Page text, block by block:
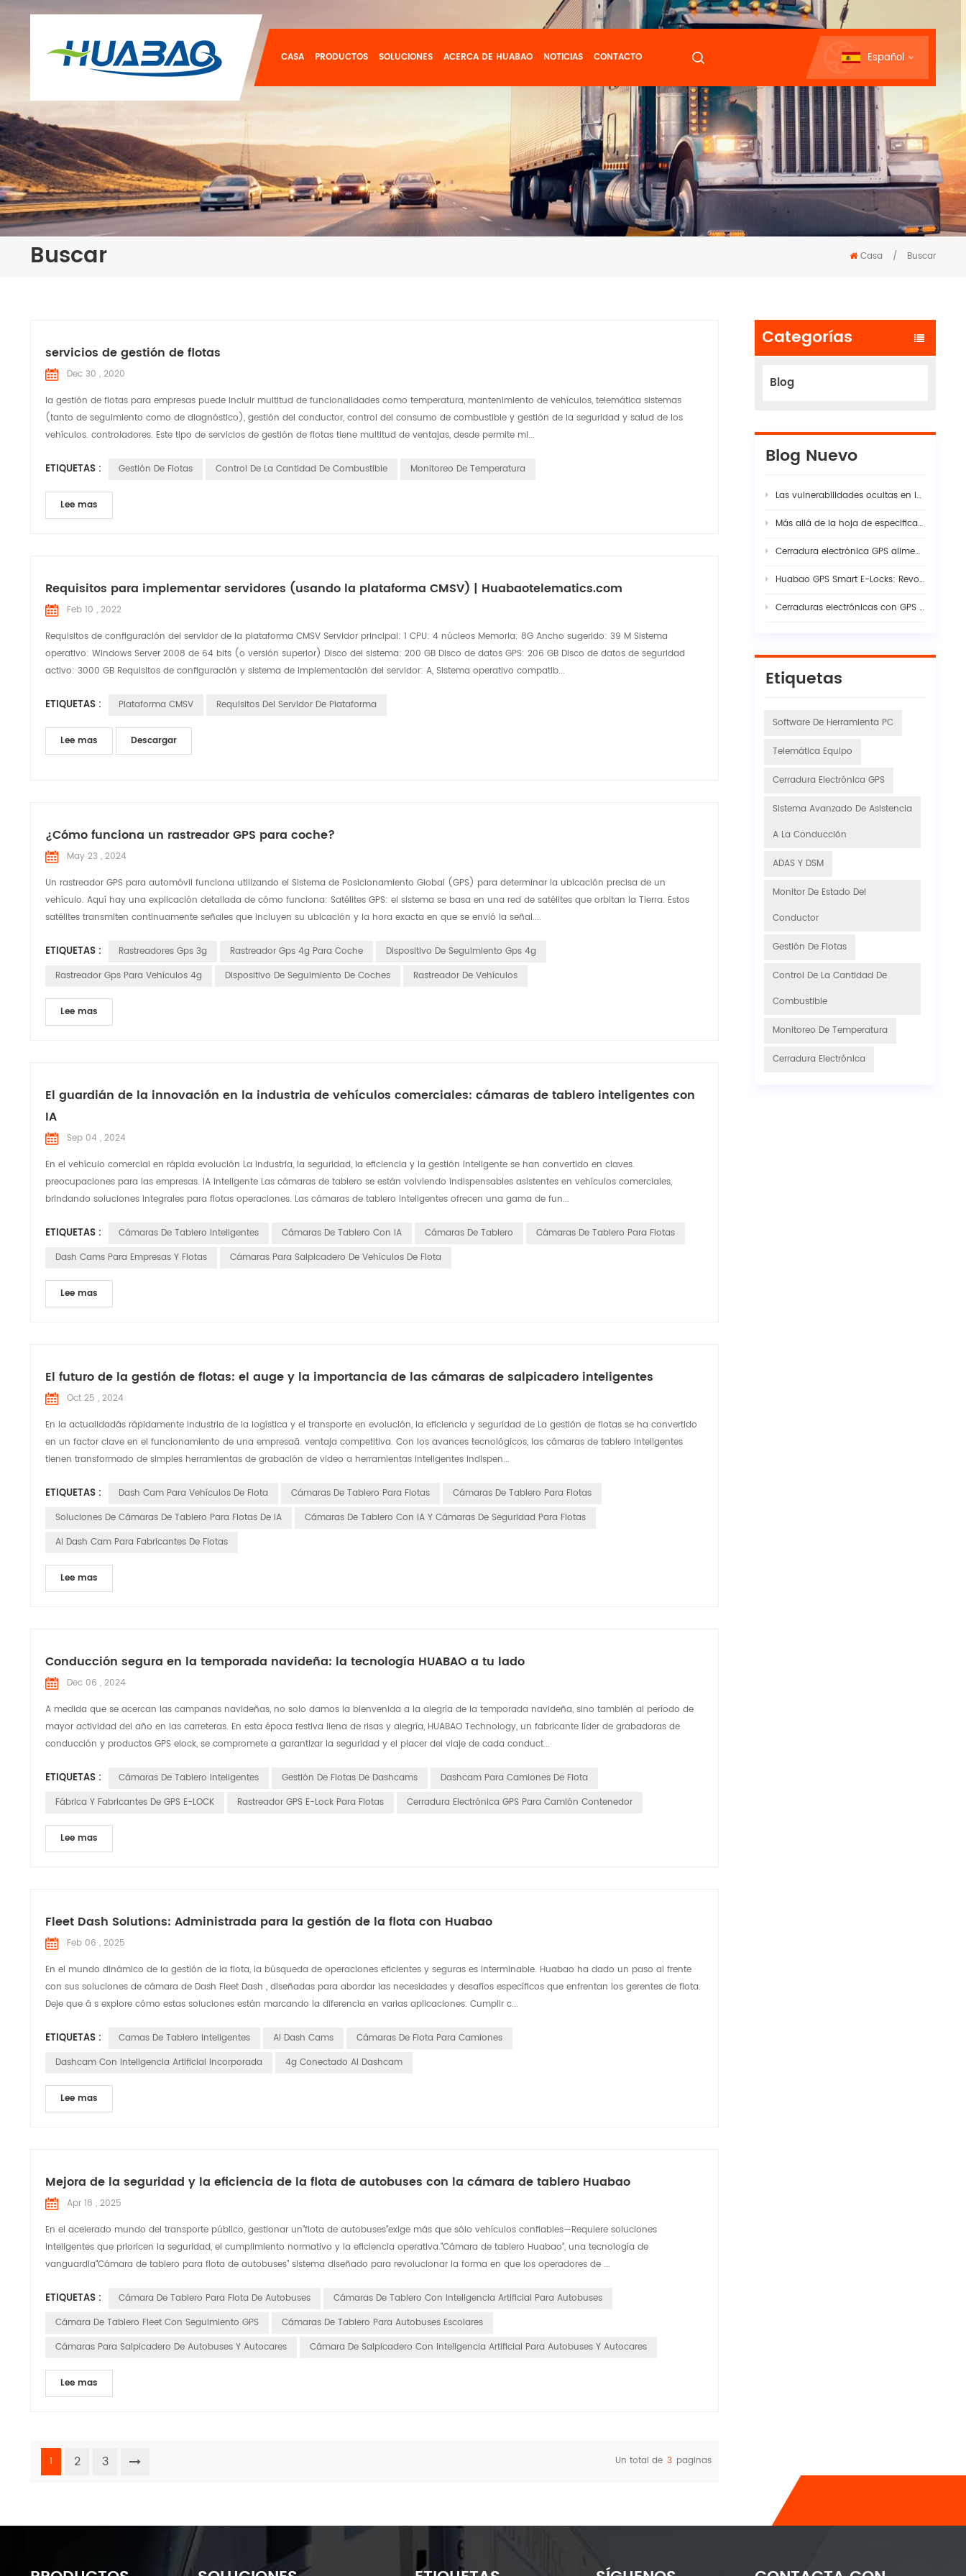
CASA PRODUCTOS SOLUCIONES ACERCA DE HUABAO NOTICIAS CONTACTO Español
Buscar Casa / Buscar
servicios de gestión de flotas
Dec 30 , 2020
la gestión de flotas para empresas puede incluir multitud de funcionalidades como temperatura, mantenimiento de vehículos, telemática sistemas
(tanto de seguimiento como de diagnóstico), gestión del conductor, control del consumo de combustible y gestión de la seguridad y salud de los
vehículos. controladores. Este tipo de servicios de gestión de flotas tiene multitud de ventajas, desde permite mi...
ETIQUETAS : Gestión De Flotas Control De La Cantidad De Combustible Monitoreo De Temperatura
Lee mas
Requisitos para implementar servidores (usando la plataforma CMSV) | Huabaotelematics.com
Feb 10 , 2022
Requisitos de configuración del servidor de la plataforma CMSV Servidor principal: 1 CPU: 4 núcleos Memoria: 8G Ancho sugerido: 39 M Sistema
operativo: Windows Server 2008 de 64 bits (o versión superior) Disco del sistema: 200 GB Disco de datos GPS: 206 GB Disco de datos de seguridad
activo: 3000 GB Requisitos de configuración y sistema de implementación del servidor: A, Sistema operativo compatib...
ETIQUETAS : Plataforma CMSV Requisitos Del Servidor De Plataforma
Lee mas Descargar
¿Cómo funciona un rastreador GPS para coche?
May 23 , 2024
Un rastreador GPS para automóvil funciona utilizando el Sistema de Posicionamiento Global (GPS) para determinar la ubicación precisa de un
vehículo. Aquí hay una explicación detallada de cómo funciona: Satélites GPS: el sistema se basa en una red de satélites que orbitan la Tierra. Estos
satélites transmiten continuamente señales que incluyen su ubicación y la hora exacta en que se envió la señal....
ETIQUETAS : Rastreadores Gps 3g Rastreador Gps 4g Para Coche
Dispositivo De Seguimiento Gps 4g
Rastreador Gps Para Vehículos 4g
Dispositivo De Seguimiento De Coches Rastreador De Vehículos
Lee mas
El guardián de la innovación en la industria de vehículos comerciales: cámaras de tablero inteligentes con
IA
Sep 04 , 2024
En el vehículo comercial en rápida evolución La industria, la seguridad, la eficiencia y la gestión inteligente se han convertido en claves.
preocupaciones para las empresas. IA inteligente Las cámaras de tablero se están volviendo indispensables asistentes en vehículos comerciales,
brindando soluciones integrales para flotas operaciones. Las cámaras de tablero inteligentes ofrecen una gama de fun...
ETIQUETAS : Cámaras De Tablero Inteligentes Cámaras De Tablero Con IA Cámaras De Tablero
Cámaras De Tablero Para Flotas
Dash Cams Para Empresas Y Flotas
Cámaras Para Salpicadero De Vehículos De Flota
Lee mas
El futuro de la gestión de flotas: el auge y la importancia de las cámaras de salpicadero inteligentes
Oct 25 , 2024
En la actualidadâs rápidamente industria de la logística y el transporte en evolución, la eficiencia y seguridad de La gestión de flotas se ha convertido
en un factor clave en el funcionamiento de una empresaâ. ventaja competitiva. Con los avances tecnológicos, las cámaras de tablero inteligentes
tienen transformado de simples herramientas de grabación de video a herramientas inteligentes indispen...
ETIQUETAS : Dash Cam Para Vehículos De Flota Cámaras De Tablero Para Flotas
Cámaras De Tablero Para Flotas
Soluciones De Cámaras De Tablero Para Flotas De IA
Cámaras De Tablero Con IA Y Cámaras De Seguridad Para Flotas
AI Dash Cam Para Fabricantes De Flotas
Lee mas
Conducción segura en la temporada navideña: la tecnología HUABAO a tu lado
Dec 06 , 2024
A medida que se acercan las campanas navideñas, no solo damos la bienvenida a la alegría de la temporada navideña, sino también al período de
mayor actividad del año en las carreteras. En esta época festiva llena de risas y alegría, HUABAO Technology, un fabricante líder de grabadoras de
conducción y productos GPS elock, se compromete a garantizar la seguridad y el placer del viaje de cada conduct...
ETIQUETAS : Cámaras De Tablero Inteligentes Gestión De Flotas De Dashcams
Dashcam Para Camiones De Flota
Fábrica Y Fabricantes De GPS E-LOCK
Rastreador GPS E-Lock Para Flotas Cerradura Electrónica GPS Para Camión Contenedor
Lee mas
Fleet Dash Solutions: Administrada para la gestión de la flota con Huabao
Feb 06 , 2025
En el mundo dinámico de la gestión de la flota, la búsqueda de operaciones eficientes y seguras es interminable. Huabao ha dado un paso al frente
con sus soluciones de cámara de Dash Fleet Dash , diseñadas para abordar las necesidades y desafíos específicos que enfrentan los gerentes de flota.
Deje que â s explore cómo estas soluciones están marcando la diferencia en varias aplicaciones. Cumplir c...
ETIQUETAS : Camas De Tablero Inteligentes AI Dash Cams
Cámaras De Flota Para Camiones
Dashcam Con Inteligencia Artificial Incorporada
4g Conectado Ai Dashcam
Lee mas
Mejora de la seguridad y la eficiencia de la flota de autobuses con la cámara de tablero Huabao
Apr 18 , 2025
En el acelerado mundo del transporte público, gestionar un"flota de autobuses"exige más que sólo vehículos confiables—Requiere soluciones
inteligentes que prioricen la seguridad, el cumplimiento normativo y la eficiencia operativa."Cámara de tablero Huabao", una tecnología de
vanguardia"Cámara de tablero para flota de autobuses" sistema diseñado para revolucionar la forma en que los operadores de ...
ETIQUETAS : Cámara De Tablero Para Flota De Autobuses
Cámaras De Tablero Con Inteligencia Artificial Para Autobuses
Cámara De Tablero Fleet Con Seguimiento GPS
Cámaras De Tablero Para Autobuses Escolares
Cámaras Para Salpicadero De Autobuses Y Autocares
Cámara De Salpicadero Con Inteligencia Artificial Para Autobuses Y Autocares
Lee mas
1 2 3 Un total de 3 paginas
Categorías
Blog
Blog Nuevo
Las vulnerabilidades ocultas en las cadenas modernas de suministro logístico
Más allá de la hoja de especificaciones: por qué la verdadera estabilidad de la cámara de tablero con IA para flotas requiere una sinergia rigurosa entre hardware y firmware
Cerradura electrónica GPS alimentada por energía solar: La guía completa para la seguridad inteligente de la carga en 2026
Huabao GPS Smart E-Locks: Revolutionizing Customs Efficiency & Cross-Border Logistics with Digital Border Control
Cerraduras electrónicas con GPS vs. precintos tradicionales: Ingeniería de visibilidad en la seguridad moderna de la carga
Etiquetas
Software De Herramienta PC
Telemática Equipo
Cerradura Electrónica GPS
Sistema Avanzado De Asistencia
A La Conducción
ADAS Y DSM
Monitor De Estado Del
Conductor
Gestión De Flotas
Control De La Cantidad De
Combustible
Monitoreo De Temperatura
Cerradura Electrónica